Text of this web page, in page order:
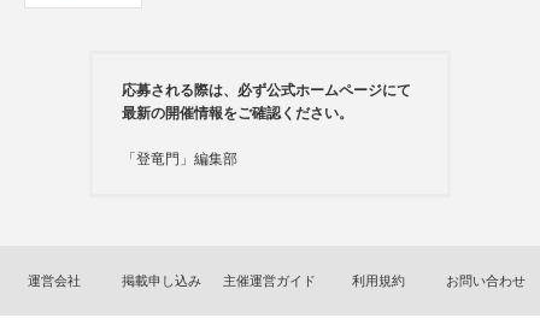
応募される際は、必ず公式ホームページにて
最新の開催情報をご確認ください。
「登竜門」編集部
運営会社 掲載申し込み 主催運営ガイド 利用規約 お問い合わせ